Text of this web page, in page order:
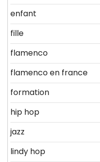
enfant
fille
flamenco
flamenco en france
formation
hip hop
jazz
lindy hop